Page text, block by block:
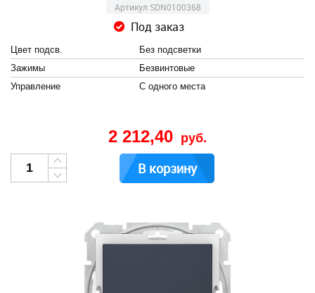
Артикул SDN0100368
Под заказ
Цвет подсв.
Без подсветки
Зажимы
Безвинтовые
Управление
С одного места
2 212,40 руб.
В корзину